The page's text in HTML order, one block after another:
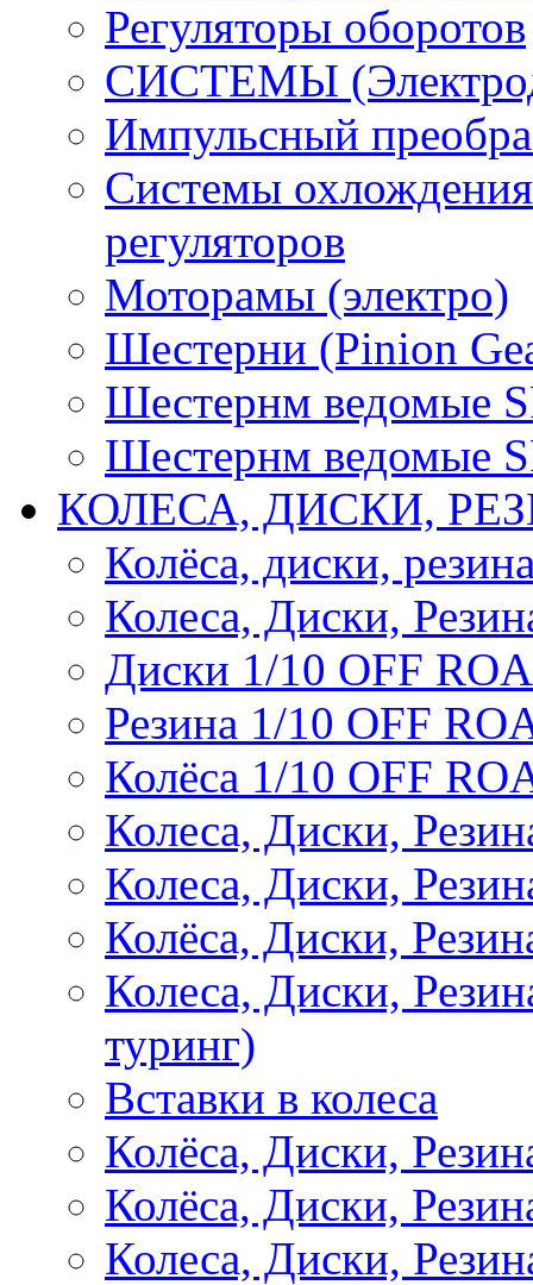
Регуляторы оборотов
СИСТЕМЫ
Импульсный
Системы охлождения
регуляторов
Моторамы (электро)
Шестерни (Pinion
Шестернм ведомые
Шестернм ведомые
КОЛЕСА, ДИСКИ,
Колёса, диски,
Колеса, Диски,
Диски 1/10 OFF
Резина 1/10 OFF
Колёса 1/10 OFF
Колеса, Диски,
Колеса, Диски,
Колёса, Диски,
Колеса, Диски,
туринг)
Вставки в колеса
Колёса, Диски,
Колёса, Диски,
Колеса, Диски,